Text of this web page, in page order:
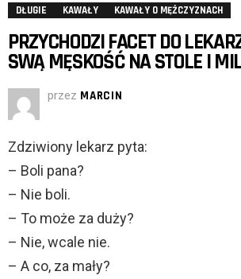
DŁUGIE KAWAŁY KAWAŁY O MĘŻCZYZNACH
PRZYCHODZI FACET DO
SWĄ MĘSKOŚĆ NA STOLE I
przez MARCIN
Zdziwiony lekarz pyta:
– Boli pana?
– Nie boli.
– To może za duży?
– Nie, wcale nie.
– A co, za mały?